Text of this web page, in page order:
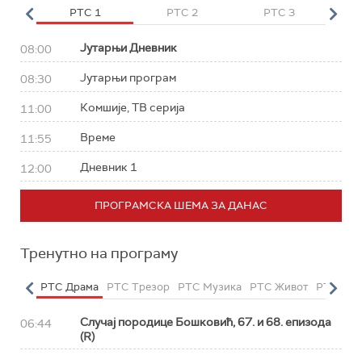
РТС 1 РТС 2 РТС 3
08:00 Јутарњи Дневник
08:30 Јутарњи програм
11:00 Комшије, ТВ серија
11:55 Време
12:00 Дневник 1
ПРОГРАМСКА ШЕМА ЗА ДАНАС
Тренутно на програму
РТС Драма РТС Трезор РТС Музика РТС Живот РТС
06:44
Случај породице Бошковић, 67. и 68. епизода
(R)